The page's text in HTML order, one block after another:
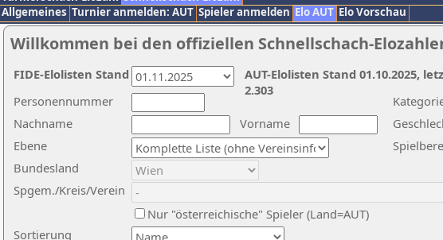
Allgemeines Turnier anmelden: AUT Spieler anmelden Elo AUT Elo Vorschau
Willkommen bei den offiziellen Schnellschach-
Nachname
Vorname
Ebene
Sortierung
Personennummer
Bundesland
Spgem./Kreis/Verein
Nur "österreichische" Spieler (Land=AUT)
AUT-Elolisten Stand 01.10.2025,
2.303
FIDE-Elolisten Stand